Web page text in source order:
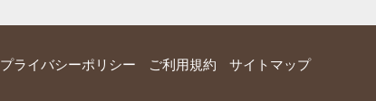
プライバシーポリシー ご利用規約 サイトマップ